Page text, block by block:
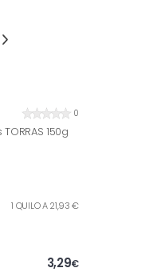
0
150g
1 QUILO A 21,93 €
3,29€